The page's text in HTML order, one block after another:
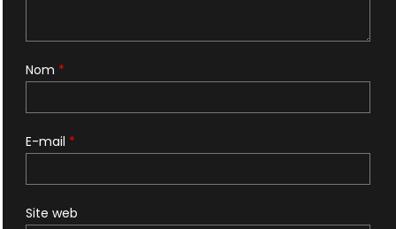
Nom *
E-mail *
Site web